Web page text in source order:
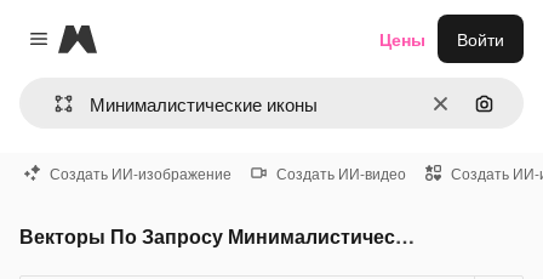
Close menu
Magnific
ОчиститьПоиск
Цены Войти
Создать ИИ-изображение Создать ИИ-видео Создать ИИ-
Векторы По Запросу Минималистические иконы